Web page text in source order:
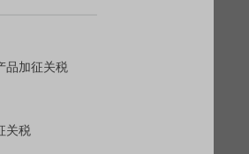
品加征关税
关税